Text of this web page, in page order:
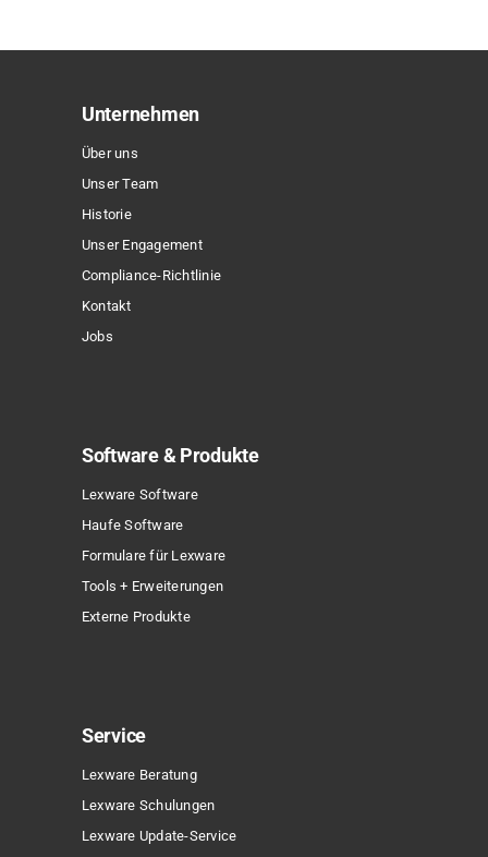
Unternehmen
Über uns
Unser Team
Historie
Unser Engagement
Compliance-Richtlinie
Kontakt
Jobs
Software & Produkte
Lexware Software
Haufe Software
Formulare für Lexware
Tools + Erweiterungen
Externe Produkte
Service
Lexware Beratung
Lexware Schulungen
Lexware Update-Service